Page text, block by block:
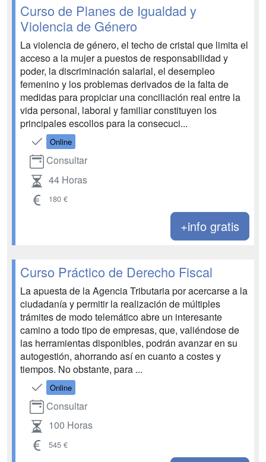
Curso de Planes de Igualdad y
Violencia de Género
La violencia de género, el techo de cristal que limita el
acceso a la mujer a puestos de responsabilidad y
poder, la discriminación salarial, el desempleo
femenino y los problemas derivados de la falta de
medidas para propiciar una conciliación real entre la
vida personal, laboral y familiar constituyen los
principales escollos para la consecuci...
Online
Consultar
44 Horas
180 €
+info gratis
Curso Práctico de Derecho Fiscal
La apuesta de la Agencia Tributaria por acercarse a la
ciudadanía y permitir la realización de múltiples
trámites de modo telemático abre un interesante
camino a todo tipo de empresas, que, valiéndose de
las herramientas disponibles, podrán avanzar en su
autogestión, ahorrando así en cuanto a costes y
tiempos. No obstante, para ...
Online
Consultar
100 Horas
545 €